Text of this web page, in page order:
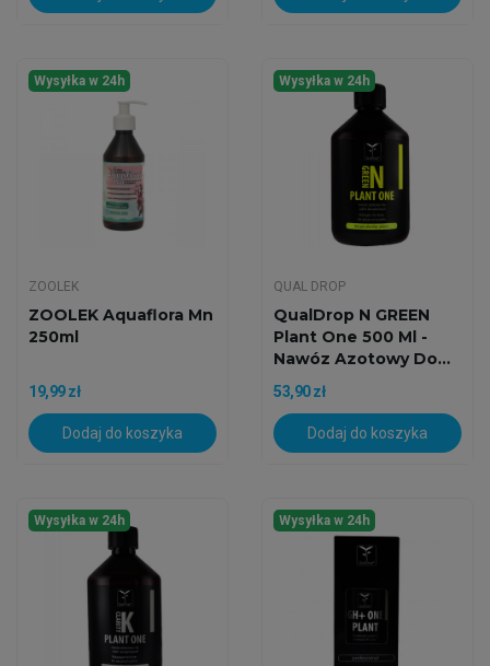
Wysyłka w 24h
ZOOLEK
ZOOLEK Aquaflora Mn
250ml
19,99 zł
Dodaj do koszyka
Wysyłka w 24h
QUAL DROP
QualDrop N GREEN
Plant One 500 Ml -
Nawóz Azotowy Do...
53,90 zł
Dodaj do koszyka
Wysyłka w 24h Wysyłka w 24h